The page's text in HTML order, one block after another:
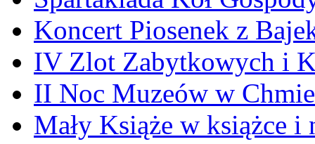
Koncert Piosenek z
IV Zlot Zabytkowych i
II Noc Muzeów w
Mały Książe w książce i